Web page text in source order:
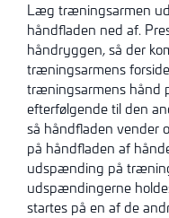
Læg træningsarmen
håndfladen ned af.
håndryggen, så der
træningsarmens
træningsarmens hånd
efterfølgende til den
så håndfladen vender
på håndfladen af
udspænding på
udspændingerne
startes på en af de